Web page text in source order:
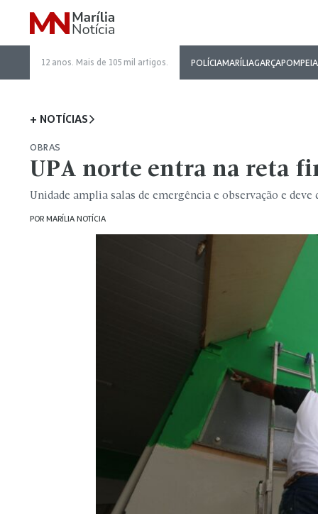
12 anos. Mais de 105 mil artigos. POLÍCIAMARÍLIAGARÇAPOMPEIA
+ NOTÍCIAS
OBRAS
UPA norte entra na reta
Unidade amplia salas de emergência e observação e
POR MARÍLIA NOTÍCIA